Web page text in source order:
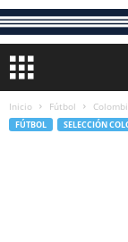
Inicio Fútbol
FÚTBOL SELECCIÓN